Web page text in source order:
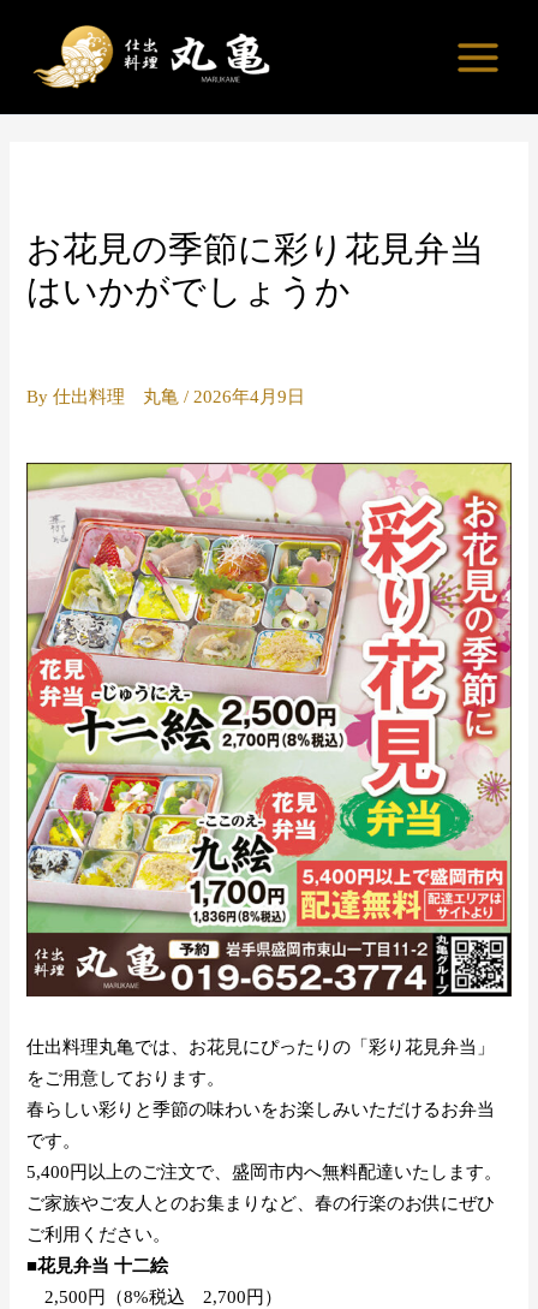
お花見の季節に彩り花見弁当
はいかがでしょうか
By仕出料理 丸亀/ 2026年4月9日
仕出料理丸亀では、お花見にぴったりの「彩り花見弁当」
をご用意しております。
春らしい彩りと季節の味わいをお楽しみいただけるお弁当
です。
5,400円以上のご注文で、盛岡市内へ無料配達いたします。
ご家族やご友人とのお集まりなど、春の行楽のお供にぜひ
ご利用ください。
■花見弁当 十二絵
2,500円（8%税込 2,700円）